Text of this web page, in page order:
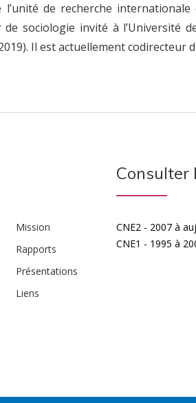
de recherche
sociologie invité à l’Université
Il est actuellement codirecteur
Mission
Rapports
Présentations
Liens
Consulter
CNE2 - 2007 à
CNE1 - 1995 à